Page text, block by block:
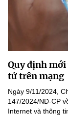
Quy định mới
tử trên mạng
Ngày 9/11/2024,
147/2024/NĐ-CP
Internet và thông